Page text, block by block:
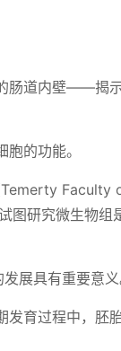
肠道内壁——揭
的功能。
Temerty
图研究微生物组
展具有重要意义
育过程中，胚